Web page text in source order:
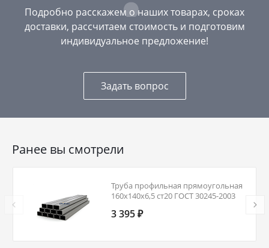
Подробно расскажем о наших товарах, сроках
доставки, рассчитаем стоимость и подготовим
индивидуальное предложение!
Задать вопрос
Ранее вы смотрели
Труба профильная прямоугольная
160х140х6,5 ст20 ГОСТ 30245-2003
3 395 ₽